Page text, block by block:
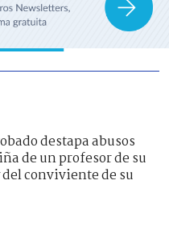
destapa abusos
de un profesor de su
del conviviente de su